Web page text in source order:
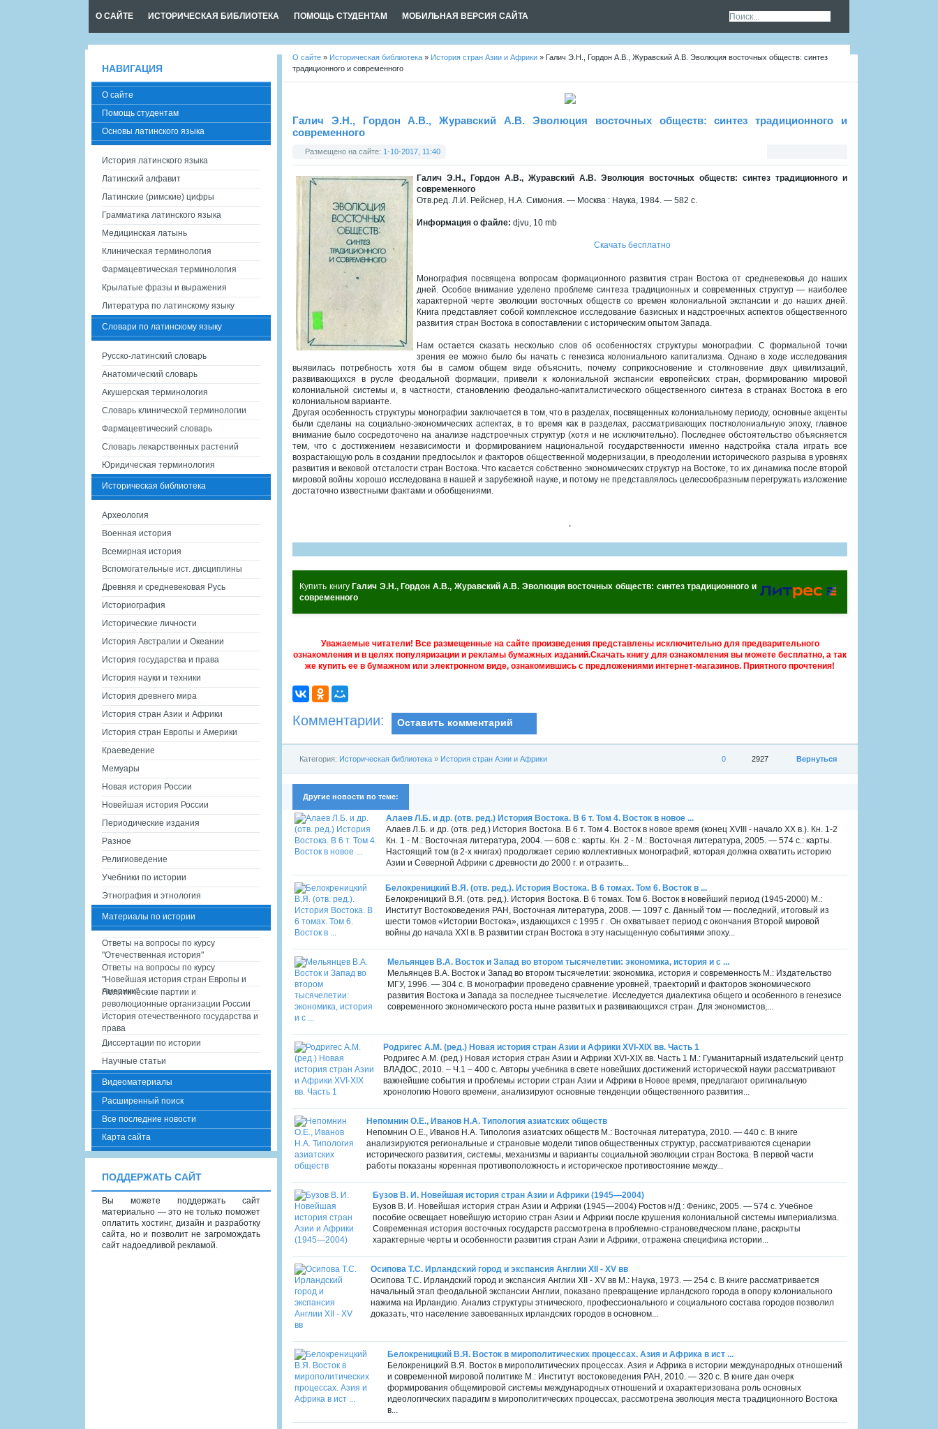
О САЙТЕ ИСТОРИЧЕСКАЯ БИБЛИОТЕКА ПОМОЩЬ СТУДЕНТАМ МОБИЛЬНАЯ ВЕРСИЯ САЙТА
О сайте » Историческая библиотека » История стран Азии и Африки » Галич Э.Н., Гордон А.В., Журавский А.В. Эволюция восточных обществ: синтез
традиционного и современного
Галич Э.Н., Гордон А.В., Журавский А.В. Эволюция восточных обществ: синтез традиционного и
современного
Размещено на сайте: 1-10-2017, 11:40
Галич Э.Н., Гордон А.В., Журавский А.В. Эволюция восточных обществ: синтез традиционного и
современного
Отв.ред. Л.И. Рейснер, Н.А. Симония. — Москва : Наука, 1984. — 582 с.
Информация о файле: djvu, 10 mb
Скачать бесплатно
Монография посвящена вопросам формационного развития стран Востока от средневековья до наших
дней. Особое внимание уделено проблеме синтеза традиционных и современных структур — наиболее
характерной черте эволюции восточных обществ со времен колониальной экспансии и до наших дней.
Книга представляет собой комплексное исследование базисных и надстроечных аспектов общественного
развития стран Востока в сопоставлении с историческим опытом Запада.
Нам остается сказать несколько слов об особенностях структуры монографии. С формальной точки
зрения ее можно было бы начать с генезиса колониального капитализма. Однако в ходе исследования
выявилась потребность хотя бы в самом общем виде объяснить, почему соприкосновение и столкновение двух цивилизаций,
развивающихся в русле феодальной формации, привели к колониальной экспансии европейских стран, формированию мировой
колониальной системы и, в частности, становлению феодально-капиталистического общественного синтеза в странах Востока в его
колониальном варианте.
Другая особенность структуры монографии заключается в том, что в разделах, посвященных колониальному периоду, основные акценты
были сделаны на социально-экономических аспектах, в то время как в разделах, рассматривающих постколониальную эпоху, главное
внимание было сосредоточено на анализе надстроечных структур (хотя и не исключительно). Последнее обстоятельство объясняется
тем, что с достижением независимости и формированием национальной государственности именно надстройка стала играть все
возрастающую роль в создании предпосылок и факторов общественной модернизации, в преодолении исторического разрыва в уровнях
развития и вековой отсталости стран Востока. Что касается собственно экономических структур на Востоке, то их динамика после второй
мировой войны хорошо исследована в нашей и зарубежной науке, и потому не представлялось целесообразным перегружать изложение
достаточно известными фактами и обобщениями.
,
Купить книгуГалич Э.Н., Гордон А.В., Журавский А.В. Эволюция восточных обществ: синтез традиционного и
современного
Уважаемые читатели! Все размещенные на сайте произведения представлены исключительно для предварительного
ознакомления и в целях популяризации и рекламы бумажных изданий.Скачать книгу для ознакомления вы можете бесплатно, а так
же купить ее в бумажном или электронном виде, ознакомившись с предложениями интернет-магазинов. Приятного прочтения!
Комментарии: Оставить комментарий
Вернуться
2927
0
Категория: Историческая библиотека » История стран Азии и Африки
Другие новости по теме:
Алаев Л.Б. и др. (отв. ред.) История Востока. В 6 т. Том 4. Восток в новое ...
Алаев Л.Б. и др. (отв. ред.) История Востока. В 6 т. Том 4. Восток в новое время (конец XVIII - начало XX в.). Кн. 1-2
Кн. 1 - М.: Восточная литература, 2004. — 608 с.: карты. Кн. 2 - М.: Восточная литература, 2005. — 574 с.: карты.
Настоящий том (в 2-х книгах) продолжает серию коллективных монографий, которая должна охватить историю
Азии и Северной Африки с древности до 2000 г. и отразить...
Белокреницкий В.Я. (отв. ред.). История Востока. В 6 томах. Том 6. Восток в ...
Белокреницкий В.Я. (отв. ред.). История Востока. В 6 томах. Том 6. Восток в новейший период (1945-2000) М.:
Институт Востоковедения РАН, Восточная литература, 2008. — 1097 с. Данный том — последний, итоговый из
шести томов «Истории Востока», издающихся с 1995 г . Он охватывает период с окончания Второй мировой
войны до начала XXI в. В развитии стран Востока в эту насыщенную событиями эпоху...
Мельянцев В.А. Восток и Запад во втором тысячелетии: экономика, история и с ...
Мельянцев В.А. Восток и Запад во втором тысячелетии: экономика, история и современность М.: Издательство
МГУ, 1996. — 304 с. В монографии проведено сравнение уровней, траекторий и факторов экономического
развития Востока и Запада за последнее тысячелетие. Исследуется диалектика общего и особенного в генезисе
современного экономического роста ныне развитых и развивающихся стран. Для экономистов,...
Родригес А.М. (ред.) Новая история стран Азии и Африки XVI-XIX вв. Часть 1
Родригес А.М. (ред.) Новая история стран Азии и Африки XVI-XIX вв. Часть 1 М.: Гуманитарный издательский центр
ВЛАДОС, 2010. – Ч.1 – 400 с. Авторы учебника в свете новейших достижений исторической науки рассматривают
важнейшие события и проблемы истории стран Азии и Африки в Новое время, предлагают оригинальную
хронологию Нового времени, анализируют основные тенденции общественного развития...
Непомнин О.Е., Иванов Н.А. Типология азиатских обществ
Непомнин О.Е., Иванов Н.А. Типология азиатских обществ М.: Восточная литература, 2010. — 440 с. В книге
анализируются региональные и страновые модели типов общественных структур, рассматриваются сценарии
исторического развития, системы, механизмы и варианты социальной эволюции стран Востока. В первой части
работы показаны коренная противоположность и историческое противостояние между...
Бузов В. И. Новейшая история стран Азии и Африки (1945—2004)
Бузов В. И. Новейшая история стран Азии и Африки (1945—2004) Ростов н/Д : Феникс, 2005. — 574 с. Учебное
пособие освещает новейшую историю стран Азии и Африки после крушения колониальной системы империализма.
Современная история восточных государств рассмотрена в проблемно-страноведческом плане, раскрыты
характерные черты и особенности развития стран Азии и Африки, отражена специфика истории...
Осипова Т.С. Ирландский город и экспансия Англии XII - XV вв
Осипова Т.С. Ирландский город и экспансия Англии XII - XV вв М.: Наука, 1973. — 254 с. B книге рассматривается
начальный этап феодальной экспансии Англии, показано превращение ирландского города в опору колониального
нажима на Ирландию. Анализ структуры этнического, профессионального и социального состава городов позволил
доказать, что население завоеванных ирландских городов в основном...
Белокреницкий В.Я. Восток в мирополитических процессах. Азия и Африка в ист ...
Белокреницкий В.Я. Восток в мирополитических процессах. Азия и Африка в истории международных отношений
и современной мировой политике М.: Институт востоковедения РАН, 2010. — 320 с. В книге дан очерк
формирования общемировой системы международных отношений и охарактеризована роль основных
идеологических парадигм в мирополитических процессах, рассмотрена эволюция места традиционного Востока
в...
НАВИГАЦИЯ
О сайте
Помощь студентам
Основы латинского языка
История латинского языка
Латинский алфавит
Латинские (римские) цифры
Грамматика латинского языка
Медицинская латынь
Клиническая терминология
Фармацевтическая терминология
Крылатые фразы и выражения
Литература по латинскому языку
Словари по латинскому языку
Русско-латинский словарь
Анатомический словарь
Акушерская терминология
Словарь клинической терминологии
Фармацевтический словарь
Словарь лекарственных растений
Юридическая терминология
Историческая библиотека
Археология
Военная история
Всемирная история
Вспомогательные ист. дисциплины
Древняя и средневековая Русь
Историография
Исторические личности
История Австралии и Океании
История государства и права
История науки и техники
История древнего мира
История стран Азии и Африки
История стран Европы и Америки
Краеведение
Мемуары
Новая история России
Новейшая история России
Периодические издания
Разное
Религиоведение
Учебники по истории
Этнография и этнология
Материалы по истории
Ответы на вопросы по курсу
"Отечественная история"
Ответы на вопросы по курсу
"Новейшая история стран Европы и
Америки"
Политические партии и
революционные организации России
История отечественного государства и
права
Диссертации по истории
Научные статьи
Видеоматериалы
Расширенный поиск
Все последние новости
Карта сайта
ПОДДЕРЖАТЬ САЙТ
Вы можете поддержать сайт
материально — это не только поможет
оплатить хостинг, дизайн и разработку
сайта, но и позволит не загромождать
сайт надоедливой рекламой.